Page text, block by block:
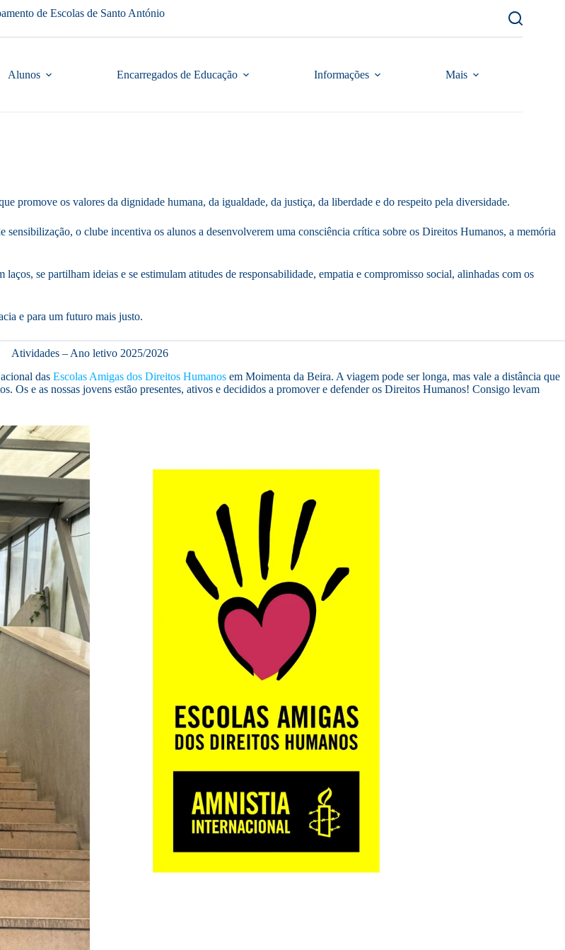
de Escolas de Santo António
Alunos Encarregados de Educação Informações Mais
promove os valores da dignidade humana, da igualdade, da justiça, da liberdade e do respeito pela diversidade.
o clube incentiva os alunos a desenvolverem uma consciência crítica sobre os Direitos Humanos, a memória
se partilham ideias e se estimulam atitudes de responsabilidade, empatia e compromisso social, alinhadas com os
e para um futuro mais justo.
Atividades – Ano letivo 2025/2026
das Escolas Amigas dos Direitos Humanos em Moimenta da Beira. A viagem pode ser longa, mas vale a distância que
Os e as nossas jovens estão presentes, ativos e decididos a promover e defender os Direitos Humanos! Consigo levam